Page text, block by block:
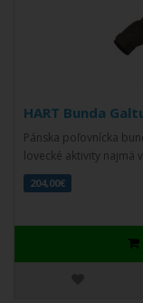
HART Bunda
Pánska poľovnícka
lovecké aktivity najmä
204,00€